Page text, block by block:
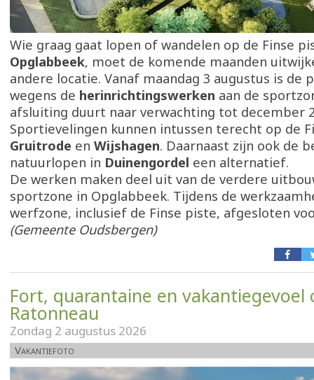
Wie graag gaat lopen of wandelen op de Finse
Opglabbeek, moet de komende maanden
andere locatie. Vanaf maandag 3 augustus is de
wegens de herinrichtingswerken aan de
afsluiting duurt naar verwachting tot december
Sportievelingen kunnen intussen terecht op de
Gruitrode en Wijshagen. Daarnaast zijn ook de
natuurlopen in Duinengordel een alternatief.
De werken maken deel uit van de verdere
sportzone in Opglabbeek. Tijdens de
werfzone, inclusief de Finse piste, afgesloten
(Gemeente Oudsbergen)
Fort, quarantaine en vakantiegevoel
Ratonneau
Zondag 2 augustus 2026
Vakantiefoto